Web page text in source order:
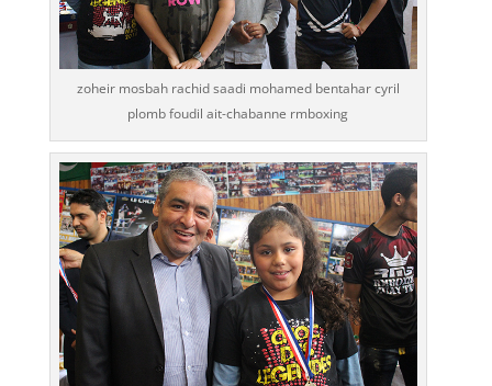
zoheir mosbah rachid saadi mohamed bentahar cyril
plomb foudil ait-chabanne rmboxing